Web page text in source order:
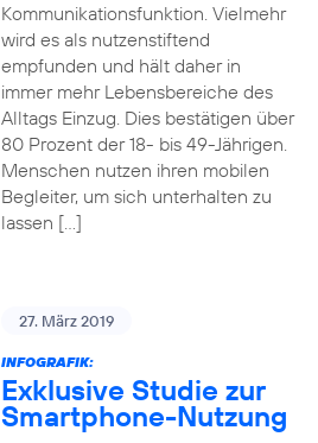
Kommunikationsfunktion. Vielmehr
wird es als nutzenstiftend
empfunden und hält daher in
immer mehr Lebensbereiche des
Alltags Einzug. Dies bestätigen über
80 Prozent der 18- bis 49-Jährigen.
Menschen nutzen ihren mobilen
Begleiter, um sich unterhalten zu
lassen […]
27. März 2019
INFOGRAFIK:
Exklusive Studie zur
Smartphone-Nutzung